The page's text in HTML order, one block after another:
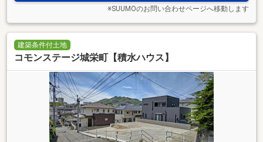
※SUUMOのお問い合わせページへ移動します
建築条件付土地
コモンステージ城栄町【積水ハウス】